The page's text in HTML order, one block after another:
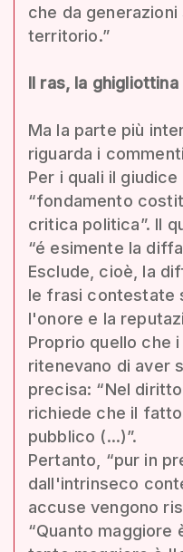
che da
territorio.”
Il ras, la
Ma la parte più
riguarda i
Per i quali il
“fondamento
critica politica”. Il
“é esimente la
Esclude, cioè, la
le frasi contestate
l'onore e la
Proprio quello che
ritenevano di aver
precisa: “Nel
richiede che il
pubblico (...)”.
Pertanto, “pur in
dall'intrinseco
accuse vengono
“Quanto maggiore